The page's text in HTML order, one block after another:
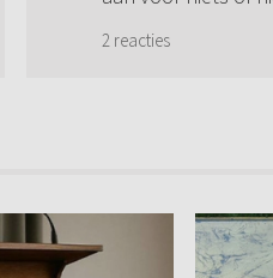
2 reacties